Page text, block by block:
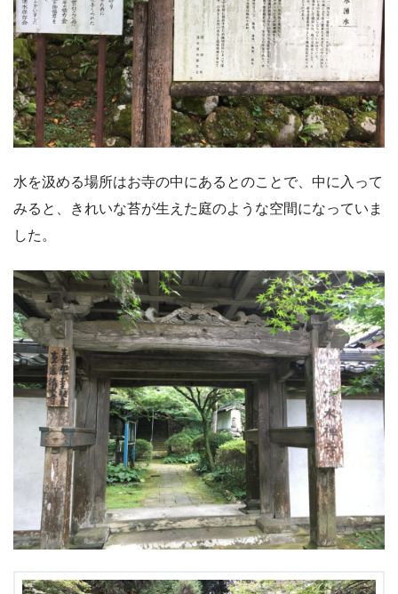
水を汲める場所はお寺の中にあるとのことで、中に入って
みると、きれいな苔が生えた庭のような空間になっていま
した。